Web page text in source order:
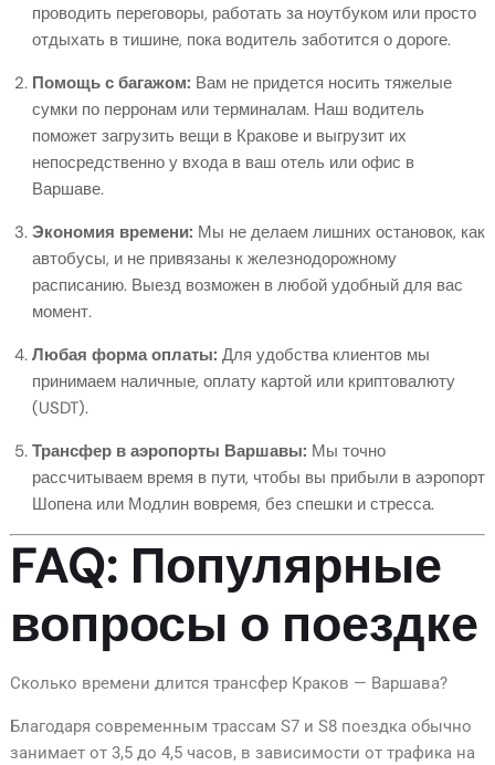
проводить переговоры, работать за ноутбуком или просто
отдыхать в тишине, пока водитель заботится о дороге.
Помощь с багажом: Вам не придется носить тяжелые
сумки по перронам или терминалам. Наш водитель
поможет загрузить вещи в Кракове и выгрузит их
непосредственно у входа в ваш отель или офис в
Варшаве.
Экономия времени: Мы не делаем лишних остановок, как
автобусы, и не привязаны к железнодорожному
расписанию. Выезд возможен в любой удобный для вас
момент.
Любая форма оплаты: Для удобства клиентов мы
принимаем наличные, оплату картой или криптовалюту
(USDT).
Трансфер в аэропорты Варшавы: Мы точно
рассчитываем время в пути, чтобы вы прибыли в аэропорт
Шопена или Модлин вовремя, без спешки и стресса.
FAQ: Популярные
вопросы о поездке
Сколько времени длится трансфер Краков — Варшава?
Благодаря современным трассам S7 и S8 поездка обычно
занимает от 3,5 до 4,5 часов, в зависимости от трафика на